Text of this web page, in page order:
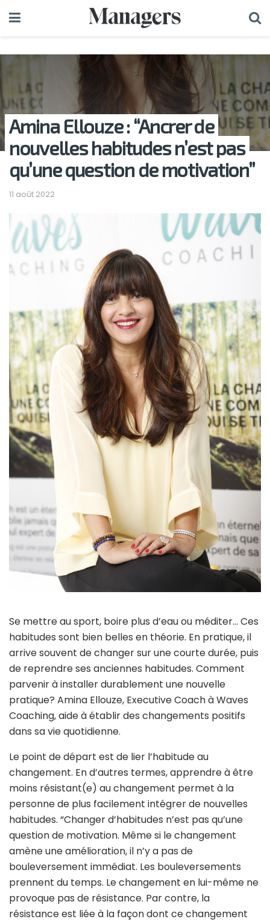
Amina Ellouze : “Ancrer de
nouvelles habitudes n’est pas
qu’une question de motivation”
11 août 2022
Se mettre au sport, boire plus d’eau ou méditer… Ces
habitudes sont bien belles en théorie. En pratique, il
arrive souvent de changer sur une courte durée, puis
de reprendre ses anciennes habitudes. Comment
parvenir à installer durablement une nouvelle
pratique? Amina Ellouze, Executive Coach à Waves
Coaching, aide à établir des changements positifs
dans sa vie quotidienne.
Le point de départ est de lier l’habitude au
changement. En d’autres termes, apprendre à être
moins résistant(e) au changement permet à la
personne de plus facilement intégrer de nouvelles
habitudes. “Changer d’habitudes n’est pas qu’une
question de motivation. Même si le changement
amène une amélioration, il n’y a pas de
bouleversement immédiat. Les bouleversements
prennent du temps. Le changement en lui-même ne
provoque pas de résistance. Par contre, la
résistance est liée à la façon dont ce changement